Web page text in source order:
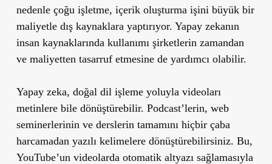
nedenle çoğu işletme, içerik oluşturma işini büyük bir
maliyetle dış kaynaklara yaptırıyor. Yapay zekanın
insan kaynaklarında kullanımı şirketlerin zamandan
ve maliyetten tasarruf etmesine de yardımcı olabilir.
Yapay zeka, doğal dil işleme yoluyla videoları
metinlere bile dönüştürebilir. Podcast’lerin, web
seminerlerinin ve derslerin tamamını hiçbir çaba
harcamadan yazılı kelimelere dönüştürebilirsiniz. Bu,
YouTube’un videolarda otomatik altyazı sağlamasıyla